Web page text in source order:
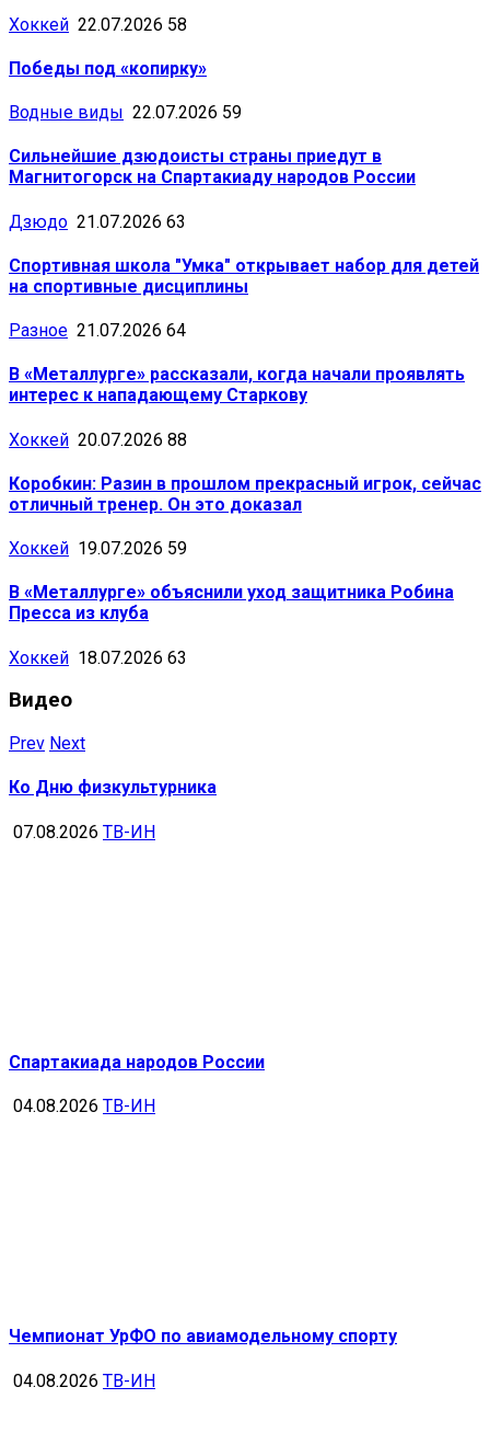
Хоккей 22.07.2026 58
Победы под «копирку»
Водные виды 22.07.2026 59
Сильнейшие дзюдоисты страны приедут в
Магнитогорск на Спартакиаду народов России
Дзюдо 21.07.2026 63
Спортивная школа "Умка" открывает набор для детей
на спортивные дисциплины
Разное 21.07.2026 64
В «Металлурге» рассказали, когда начали проявлять
интерес к нападающему Старкову
Хоккей 20.07.2026 88
Коробкин: Разин в прошлом прекрасный игрок, сейчас
отличный тренер. Он это доказал
Хоккей 19.07.2026 59
В «Металлурге» объяснили уход защитника Робина
Пресса из клуба
Хоккей 18.07.2026 63
Видео
Prev Next
Ко Дню физкультурника
07.08.2026 ТВ-ИН
Спартакиада народов России
04.08.2026 ТВ-ИН
Чемпионат УрФО по авиамодельному спорту
04.08.2026 ТВ-ИН